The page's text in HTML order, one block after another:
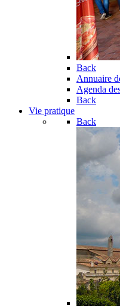
Back
Annuaire
Agenda
Back
Vie pratique
Back